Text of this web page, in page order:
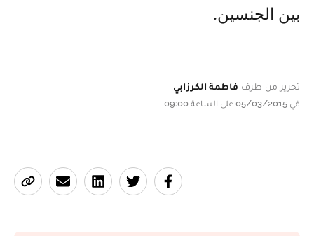
بين الجنسين.
تحرير من طرف فاطمة الكرزابي
في 05/03/2015 على الساعة 09:00